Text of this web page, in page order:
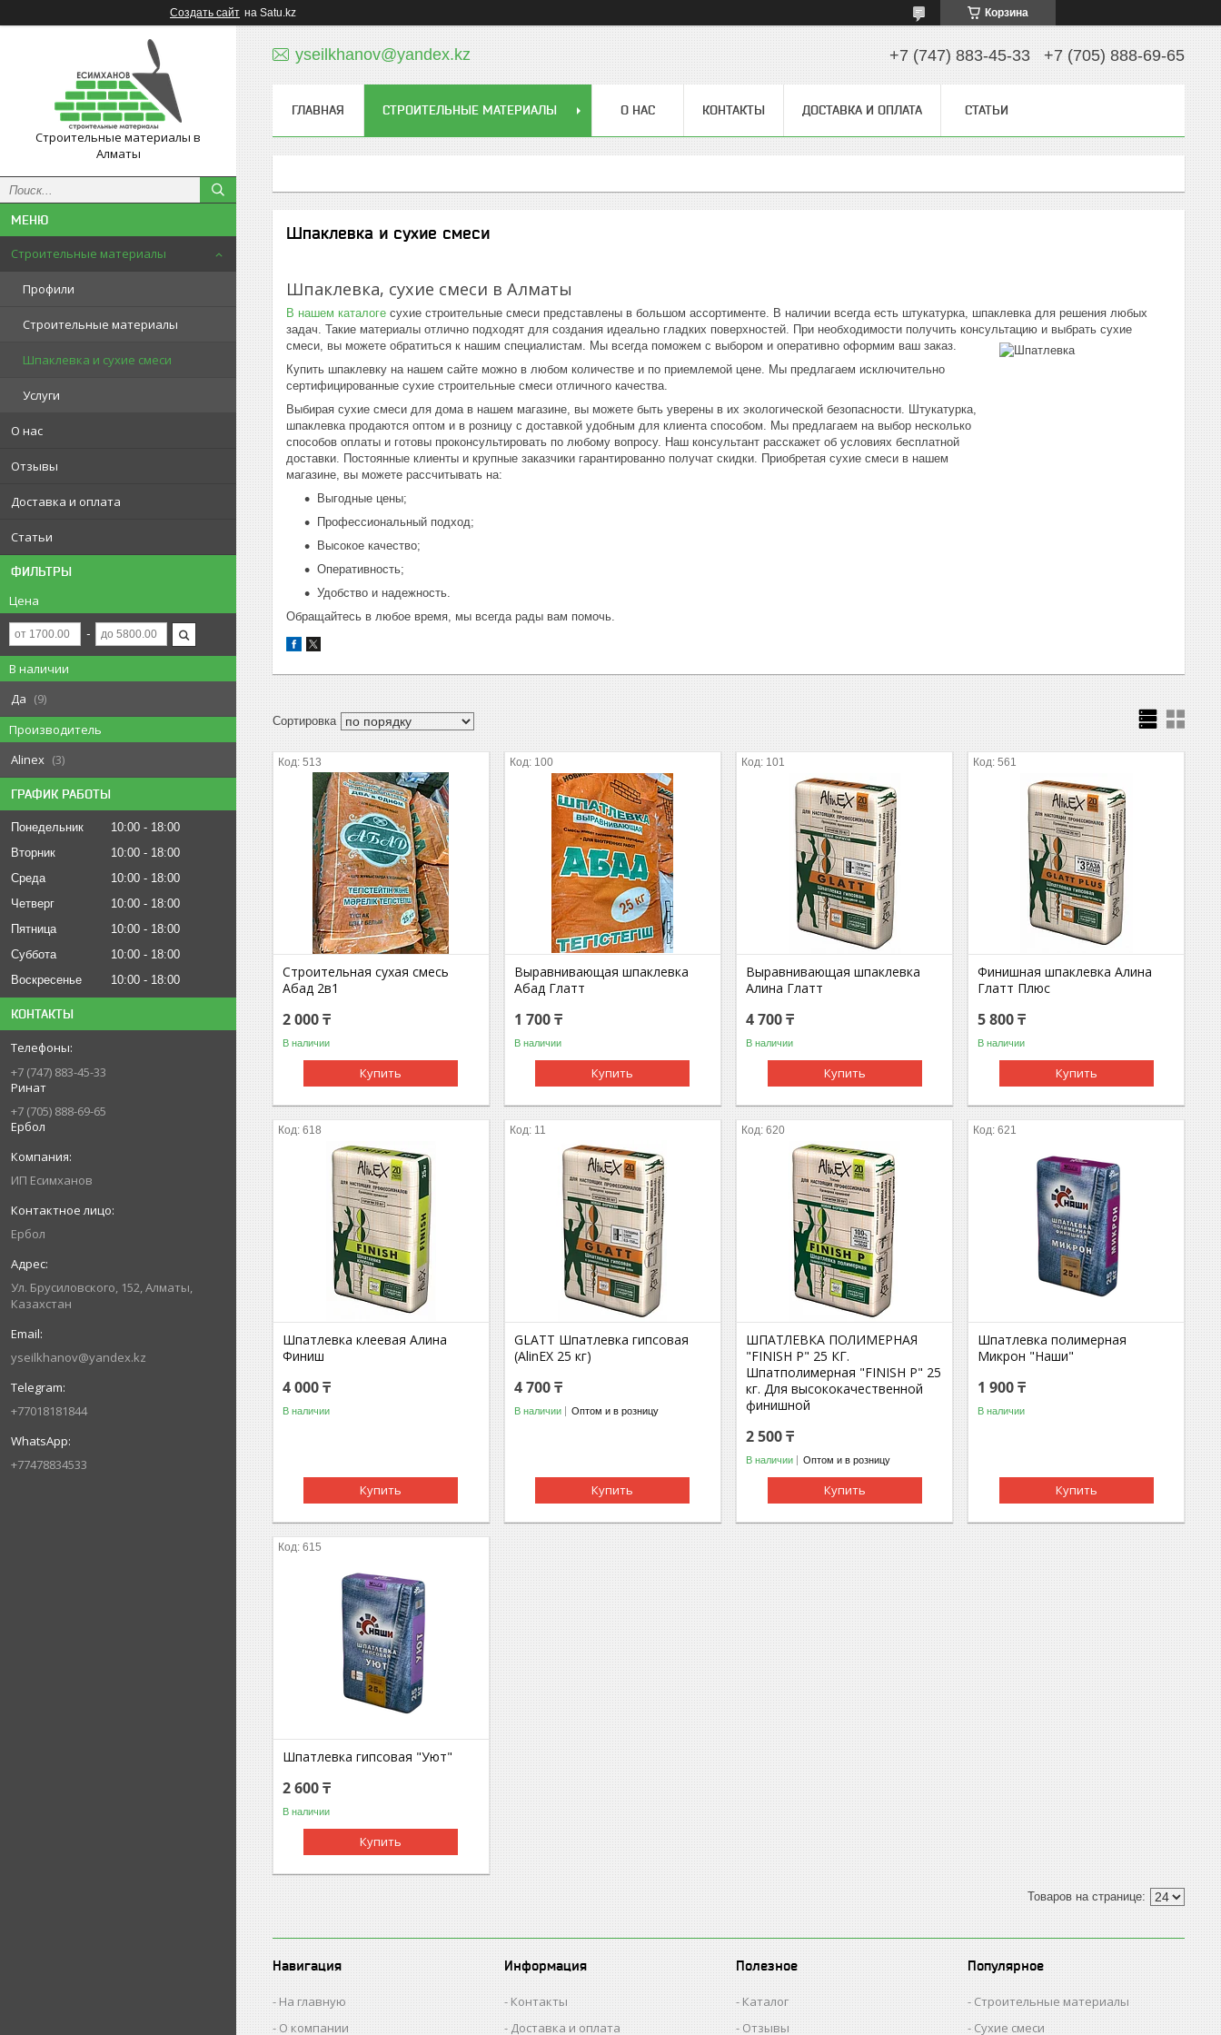
Создать сайт на Satu.kz Корзина
Строительные материалы в
Алматы
Строительные материалы
Профили
Строительные материалы
Шпаклевка и сухие смеси
Услуги
О нас
Отзывы
Доставка и оплата
Статьи
ФИЛЬТРЫ
Цена
В наличии
Да
9
Производитель
Alinex
3
ГРАФИК РАБОТЫ
Понедельник 10:00
18:00
Вторник
10:00
18:00
Среда
10:00
18:00
Четверг
10:00
18:00
Пятница
10:00
18:00
Суббота
10:00
18:00
Воскресенье
10:00 18:00
КОНТАКТЫ
+7 (747) 883-45-33
Ринат
+7 (705) 888-69-65
Ербол
ИП Есимxанов
Ербол
Ул. Брусиловского, 152, Алматы,
Казахстан
yseilkhanov@yandex.kz
+77018181844
+77478834533
yseilkhanov@yandex.kz +7 (747) 883-45-33 +7 (705) 888-69-65
ГЛАВНАЯ СТРОИТЕЛЬНЫЕ МАТЕРИАЛЫ О НАС КОНТАКТЫ ДОСТАВКА И ОПЛАТА СТАТЬИ
Шпаклевка и сухие смеси
Шпаклевка, сухие смеси в Алматы
В нашем каталоге сухие строительные смеси представлены в большом ассортименте. В наличии всегда есть штукатурка, шпаклевка для решения любых
задач. Такие материалы отлично подходят для создания идеально гладких поверхностей. При необходимости получить консультацию и выбрать сухие
смеси, вы можете обратиться к нашим специалистам. Мы всегда поможем с выбором и оперативно оформим ваш заказ.
Купить шпаклевку на нашем сайте можно в любом количестве и по приемлемой цене. Мы предлагаем исключительно
сертифицированные сухие строительные смеси отличного качества.
Выбирая сухие смеси для дома в нашем магазине, вы можете быть уверены в их экологической безопасности. Штукатурка,
шпаклевка продаются оптом и в розницу с доставкой удобным для клиента способом. Мы предлагаем на выбор несколько
способов оплаты и готовы проконсультировать по любому вопросу. Наш консультант расскажет об условиях бесплатной
доставки. Постоянные клиенты и крупные заказчики гарантированно получат скидки. Приобретая сухие смеси в нашем
магазине, вы можете рассчитывать на:
Выгодные цены;
Профессиональный подход;
Высокое качество;
Оперативность;
Удобство и надежность.
Обращайтесь в любое время, мы всегда рады вам помочь.
513
Строительная сухая смесь
Абад 2в1
2 000 ₸
В наличии
Купить
100
Выравнивающая шпаклевка
Абад Глатт
1 700 ₸
В наличии
Купить
101
Выравнивающая шпаклевка
Алина Глатт
4 700 ₸
В наличии
Купить
561
Финишная шпаклевка Алина
Глатт Плюс
5 800 ₸
В наличии
Купить
618
Шпатлевка клеевая Алина
Финиш
4 000 ₸
В наличии
Купить
11
GLATT Шпатлевка гипсовая
(AlinEX 25 кг)
4 700 ₸
В наличии Оптом и в розницу
Купить
620
ШПАТЛЕВКА ПОЛИМЕРНАЯ
"FINISH P" 25 КГ.
Шпатполимерная "FINISH P" 25
кг. Для высококачественной
финишной
2 500 ₸
В наличии Оптом и в розницу
Купить
621
Шпатлевка полимерная
Микрон "Наши"
1 900 ₸
В наличии
Купить
615
Шпатлевка гипсовая "Уют"
2 600 ₸
В наличии
Купить
Навигация
На главную
О компании
Информация
Контакты
Доставка и оплата
Полезное
Каталог
Отзывы
Популярное
Строительные материалы
Сухие смеси